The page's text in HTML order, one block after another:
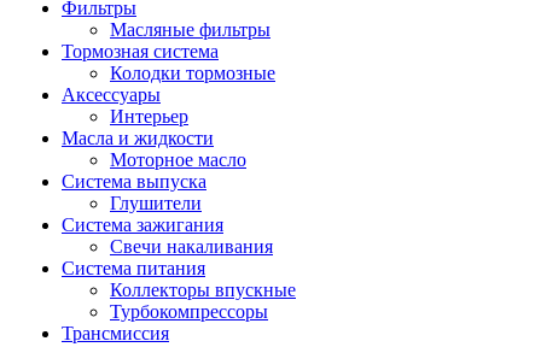
Фильтры
Масляные фильтры
Тормозная система
Колодки тормозные
Аксессуары
Интерьер
Масла и жидкости
Моторное масло
Система выпуска
Глушители
Система зажигания
Свечи накаливания
Система питания
Коллекторы впускные
Турбокомпрессоры
Трансмиссия